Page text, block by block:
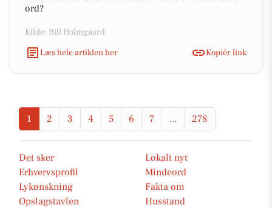
ord?
Kilde: Bill Holmgaard
Læs hele artiklen her
Kopiér link
1 2 3 4 5 6 7 ... 278
Det sker
Lokalt nyt
Erhvervsprofil
Mindeord
Lykønskning
Fakta om
Opslagstavlen
Husstand